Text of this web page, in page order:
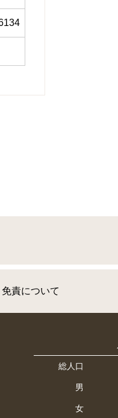
免責について
総人口
男
女